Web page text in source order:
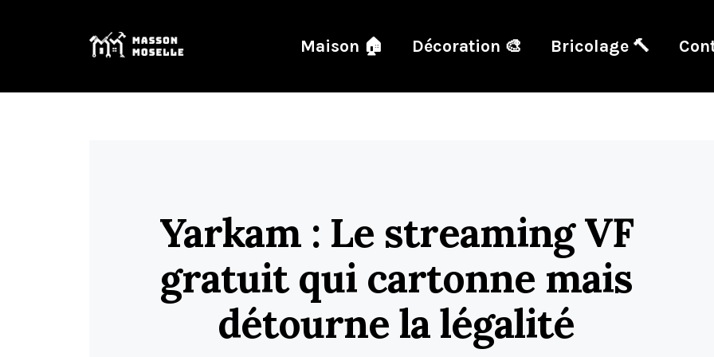
Maison 🏠 Décoration 🎨 Bricolage 🔨
Yarkam : Le streaming VF
gratuit qui cartonne mais
détourne la légalité